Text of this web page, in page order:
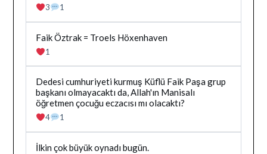
yazilan
gonderiyi
goruntule
3 1
Bluesky'da
Dağhan
Irak
tarafindan
yazilan
gonderiyi
goruntule
Faik Öztrak = Troels Höxenhaven
1
Bluesky'da
Dağhan
Irak
tarafindan
yazilan
gonderiyi
goruntule
Dedesi cumhuriyeti kurmuş Küflü Faik Paşa grup
başkanı olmayacaktı da, Allah'ın Manisalı
öğretmen çocuğu eczacısı mı olacaktı?
4 1
Bluesky'da
İlkin çok büyük oynadı bugün.